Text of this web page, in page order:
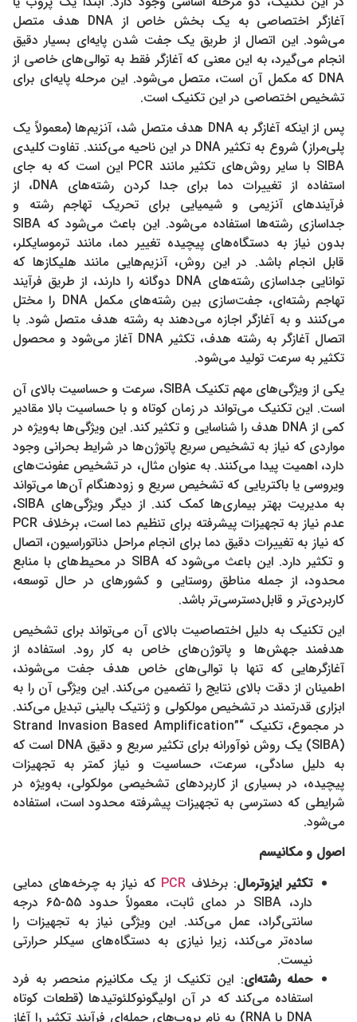
آغازگر اختصاصی به یک بخش خاص از DNA هدف متصل
می‌شود. این اتصال از طریق یک جفت شدن پایه‌ای بسیار دقیق
انجام می‌گیرد، به این معنی که آغازگر فقط به توالی‌های خاصی از
DNA که مکمل آن است، متصل می‌شود. این مرحله پایه‌ای برای
تشخیص اختصاصی در این تکنیک است.
پس از اینکه آغازگر به DNA هدف متصل شد، آنزیم‌ها (معمولاً یک
پلی‌مراز) شروع به تکثیر DNA در این ناحیه می‌کنند. تفاوت کلیدی
SIBA با سایر روش‌های تکثیر مانند PCR این است که به جای
استفاده از تغییرات دما برای جدا کردن رشته‌های DNA، از
فرآیندهای آنزیمی و شیمیایی برای تحریک تهاجم رشته و
جداسازی رشته‌ها استفاده می‌شود. این باعث می‌شود که SIBA
بدون نیاز به دستگاه‌های پیچیده تغییر دما، مانند ترموسایکلر،
قابل انجام باشد. در این روش، آنزیم‌هایی مانند هلیکاز‌ها که
توانایی جداسازی رشته‌های DNA دوگانه را دارند، از طریق فرآیند
تهاجم رشته‌ای، جفت‌سازی بین رشته‌های مکمل DNA را مختل
می‌کنند و به آغازگر اجازه می‌دهند به رشته هدف متصل شود. با
اتصال آغازگر به رشته هدف، تکثیر DNA آغاز می‌شود و محصول
تکثیر به سرعت تولید می‌شود.
یکی از ویژگی‌های مهم تکنیک SIBA، سرعت و حساسیت بالای آن
است. این تکنیک می‌تواند در زمان کوتاه و با حساسیت بالا مقادیر
کمی از DNA هدف را شناسایی و تکثیر کند. این ویژگی‌ها به‌ویژه در
مواردی که نیاز به تشخیص سریع پاتوژن‌ها در شرایط بحرانی وجود
دارد، اهمیت پیدا می‌کنند. به عنوان مثال، در تشخیص عفونت‌های
ویروسی یا باکتریایی که تشخیص سریع و زودهنگام آن‌ها می‌تواند
به مدیریت بهتر بیماری‌ها کمک کند. از دیگر ویژگی‌های SIBA،
عدم نیاز به تجهیزات پیشرفته برای تنظیم دما است، برخلاف PCR
که نیاز به تغییرات دقیق دما برای انجام مراحل دناتوراسیون، اتصال
و تکثیر دارد. این باعث می‌شود که SIBA در محیط‌های با منابع
محدود، از جمله مناطق روستایی و کشورهای در حال توسعه،
کاربردی‌تر و قابل‌دسترسی‌تر باشد.
این تکنیک به دلیل اختصاصیت بالای آن می‌تواند برای تشخیص
هدفمند جهش‌ها و پاتوژن‌های خاص به کار رود. استفاده از
آغازگرهایی که تنها با توالی‌های خاص هدف جفت می‌شوند،
اطمینان از دقت بالای نتایج را تضمین می‌کند. این ویژگی آن را به
ابزاری قدرتمند در تشخیص مولکولی و ژنتیک بالینی تبدیل می‌کند.
در مجموع، تکنیک “Strand Invasion Based Amplification”
(SIBA) یک روش نوآورانه برای تکثیر سریع و دقیق DNA است که
به دلیل سادگی، سرعت، حساسیت و نیاز کمتر به تجهیزات
پیچیده، در بسیاری از کاربردهای تشخیصی مولکولی، به‌ویژه در
شرایطی که دسترسی به تجهیزات پیشرفته محدود است، استفاده
می‌شود.
اصول و مکانیسم
تکثیر ایزوترمال: برخلافPCR که نیاز به چرخه‌های دمایی
دارد، SIBA در دمای ثابت، معمولاً حدود 55-65 درجه
سانتی‌گراد، عمل می‌کند. این ویژگی نیاز به تجهیزات را
ساده‌تر می‌کند، زیرا نیازی به دستگاه‌های سیکلر حرارتی
نیست.
حمله رشته‌ای: این تکنیک از یک مکانیزم منحصر به فرد
استفاده می‌کند که در آن اولیگونوکلئوتیدها (قطعات کوتاه
DNA یا RNA) به نام پروب‌های حمله‌ای فرآیند تکثیر را آغاز